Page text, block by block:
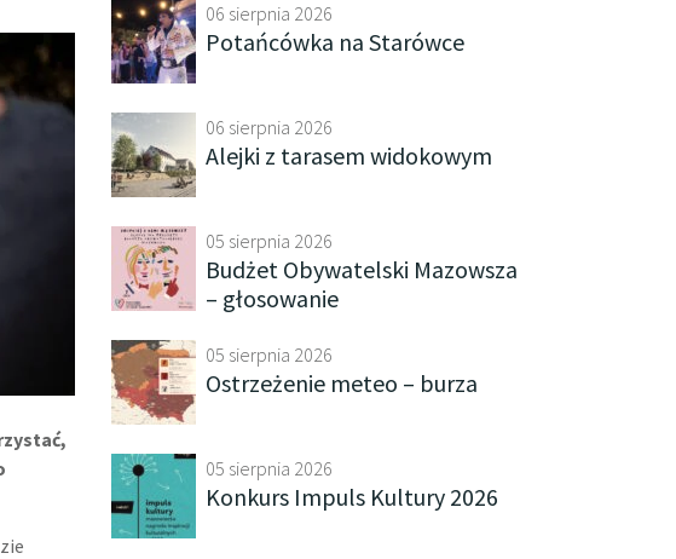
06 sierpnia 2026
Potańcówka na Starówce
06 sierpnia 2026
Alejki z tarasem widokowym
05 sierpnia 2026
Budżet Obywatelski Mazowsza
– głosowanie
05 sierpnia 2026
Ostrzeżenie meteo – burza
05 sierpnia 2026
Konkurs Impuls Kultury 2026